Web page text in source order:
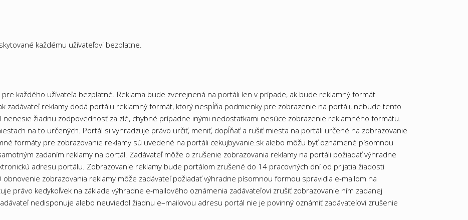
každému užívateľovi bezplatne.
každého užívateľa bezplatné. Reklama bude zverejnená na portáli len v prípade, ak bude reklamný formát
zadávateľ reklamy dodá portálu reklamný formát, ktorý nespĺňa podmienky pre zobrazenie na portáli, nebude tento
žiadnu zodpovednosť za zlé, chybné prípadne inými nedostatkami nesúce zobrazenie reklamného formátu.
na to určených. Portál si vyhradzuje právo určiť, meniť, dopĺňať a rušiť miesta na portáli určené na zobrazovanie
formáty pre zobrazovanie reklamy sú uvedené na portáli cekujbyvanie.sk alebo môžu byť oznámené písomnou
zadaním reklamy na portál. Zadávateľ môže o zrušenie zobrazovania reklamy na portáli požiadať výhradne
adresu portálu. Zobrazovanie reklamy bude portálom zrušené do 14 pracovných dní od prijatia žiadosti
zobrazovania reklamy môže zadávateľ požiadať výhradne písomnou formou spravidla e-mailom na
právo kedykoľvek na základe výhradne e-mailového oznámenia zadávateľovi zrušiť zobrazovanie ním zadanej
nedisponuje alebo neuviedol žiadnu e–mailovou adresu portál nie je povinný oznámiť zadávateľovi zrušenie